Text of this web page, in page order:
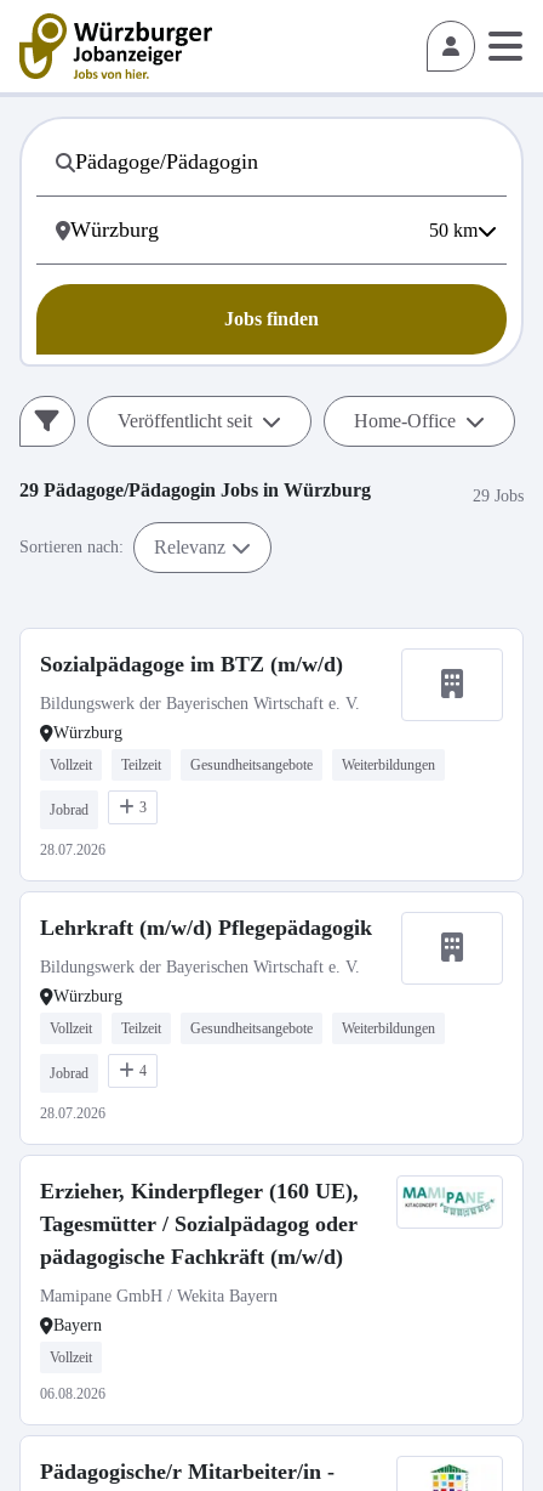
50 km
Jobs finden
Veröffentlicht seit Home-Office
29 Pädagoge/Pädagogin Jobs in Würzburg 29 Jobs
Sortieren nach: Relevanz
Sozialpädagoge im BTZ (m/w/d)
Bildungswerk der Bayerischen Wirtschaft e. V.
Würzburg
Vollzeit Teilzeit Gesundheitsangebote Weiterbildungen
Jobrad 3
28.07.2026
Lehrkraft (m/w/d) Pflegepädagogik
Bildungswerk der Bayerischen Wirtschaft e. V.
Würzburg
Vollzeit Teilzeit Gesundheitsangebote Weiterbildungen
Jobrad 4
28.07.2026
Erzieher, Kinderpfleger (160 UE),
Tagesmütter / Sozialpädagog oder
pädagogische Fachkräft (m/w/d)
Mamipane GmbH / Wekita Bayern
Bayern
Vollzeit
06.08.2026
Pädagogische/r Mitarbeiter/in -